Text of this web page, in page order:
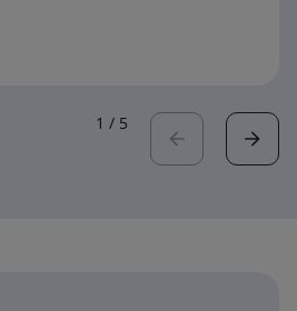
1 / 5